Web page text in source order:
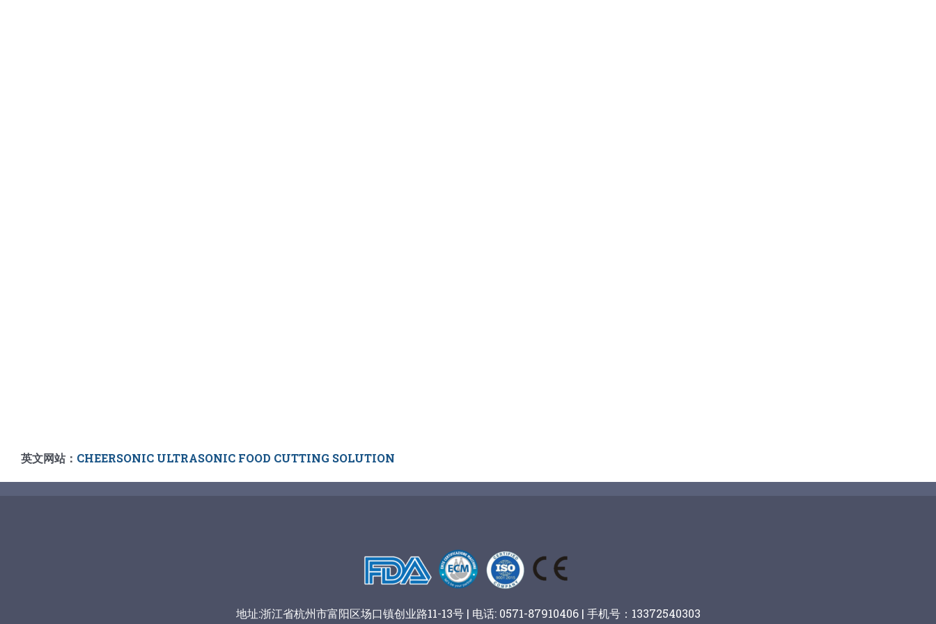
英文网站： CHEERSONIC ULTRASONIC FOOD CUTTING SOLUTION
地址:浙江省杭州市富阳区场口镇创业路11-13号 | 电话: 0571-87910406 | 手机号：13372540303